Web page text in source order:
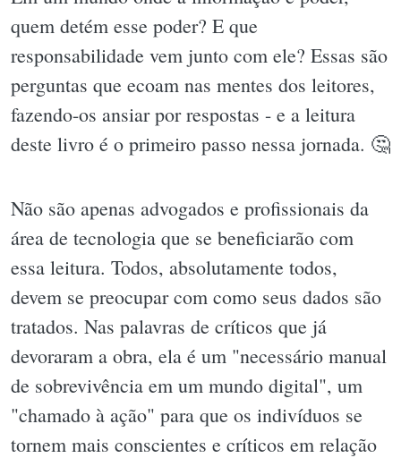
quem detém esse poder? E que
responsabilidade vem junto com ele? Essas são
perguntas que ecoam nas mentes dos leitores,
fazendo-os ansiar por respostas - e a leitura
deste livro é o primeiro passo nessa jornada. 🤔
Não são apenas advogados e profissionais da
área de tecnologia que se beneficiarão com
essa leitura. Todos, absolutamente todos,
devem se preocupar com como seus dados são
tratados. Nas palavras de críticos que já
devoraram a obra, ela é um "necessário manual
de sobrevivência em um mundo digital", um
"chamado à ação" para que os indivíduos se
tornem mais conscientes e críticos em relação